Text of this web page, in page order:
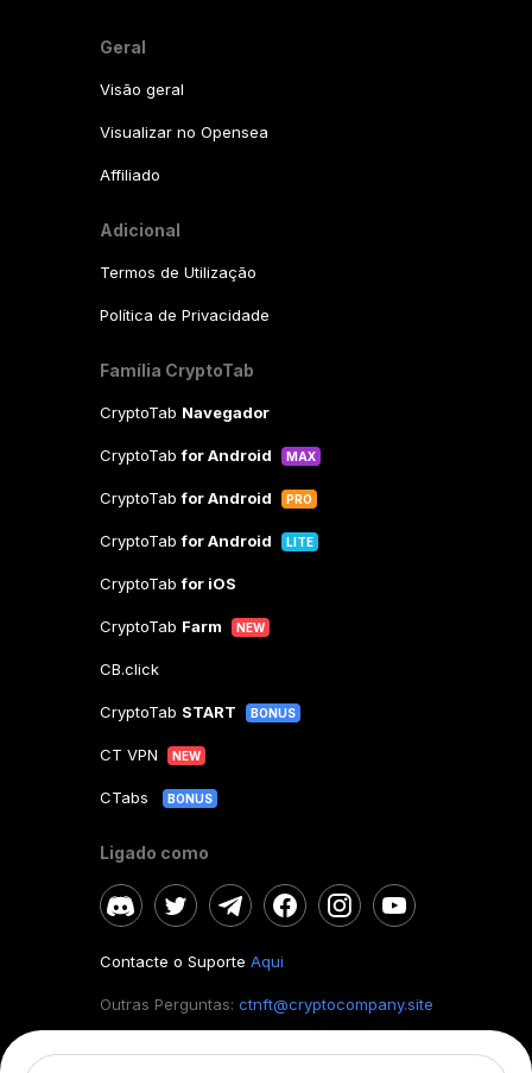
Geral
Visão geral
Visualizar no Opensea
Affiliado
Adicional
Termos de Utilização
Política de Privacidade
Família CryptoTab
CryptoTab Navegador
CryptoTabfor Android MAX
CryptoTabfor Android PRO
CryptoTabfor Android LITE
CryptoTabfor iOS
CryptoTab Farm NEW
CB.click
CryptoTab START BONUS
CT VPN NEW
CTabs BONUS
Ligado como
Contacte o Suporte Aqui
Outras Perguntas: ctnft@cryptocompany.site